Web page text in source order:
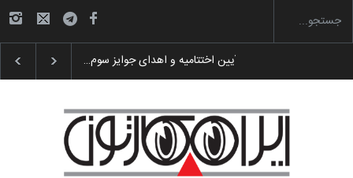
به یاد اردوغان باشول (۱۹۳۶–۲۰۲۶)